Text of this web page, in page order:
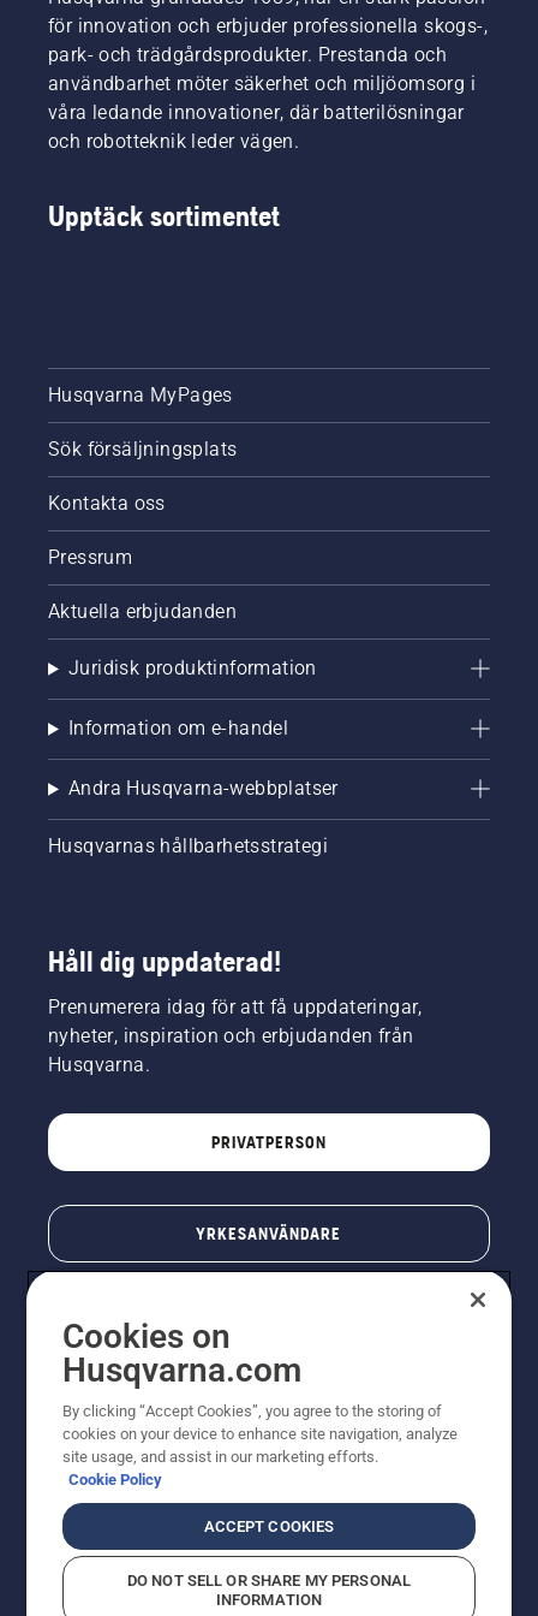
ner i
jorden,
så det
kan vara
besvärligt
att göra
häxringar.
Men det
i eller
runt
gräsmattan
kan
därför
stöd i
där
är
att
hela
gräsmattan.
för att
säkerställa
väljer
den
för innovation och erbjuder professionella skogs-,
park- och trädgårdsprodukter. Prestanda och
användbarhet möter säkerhet och miljöomsorg i
våra ledande innovationer, där batterilösningar
och robotteknik leder vägen.
Upptäck sortimentet
Husqvarna MyPages
Sök försäljningsplats
Kontakta oss
Pressrum
Aktuella erbjudanden
Juridisk produktinformation
Information om e-handel
Andra Husqvarna-webbplatser
Husqvarnas hållbarhetsstrategi
Håll dig uppdaterad!
Prenumerera idag för att få uppdateringar,
nyheter, inspiration och erbjudanden från
Husqvarna.
PRIVATPERSON
YRKESANVÄNDARE
© Husqvarna AB (publ). All rights reserved. Priserna
som visas är rekommenderade cirkapriser. Alla angivna
priser är rekommenderade försäljningspriser (inkl.
moms) om inte produkten är tillgänglig för direkt köp.
CookiepolicyAnvändningsvillkor Sekretessmeddelande
Rapportera misstänkta överträdelser
Cookies on
Husqvarna.com
By clicking “Accept Cookies”, you agree to the storing of
cookies on your device to enhance site navigation, analyze
site usage, and assist in our marketing efforts.
Cookie Policy
ACCEPT COOKIES
DO NOT SELL OR SHARE MY PERSONAL
INFORMATION